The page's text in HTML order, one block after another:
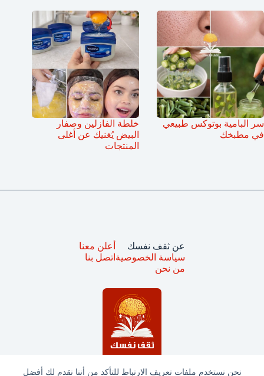
نحن نستخدم ملفات تعريف الارتباط للتأكد من أننا نقدم لك أفضل
سر البامية بوتوكس طبيعي
في مطبخك
خلطة الفازلين وصفار
البيض يُغنيك عن أغلى
المنتجات
عن ثقف نفسك
سياسة الخصوصية
من نحن
أعلن معنا
اتصل بنا